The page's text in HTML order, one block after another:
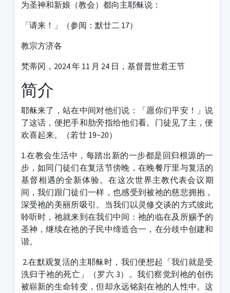
为圣神和新娘（教会）都向主耶稣说：
「请来！」（参阅：默廿二 17）
教宗方济各
梵蒂冈，2024 年 11 月 24 日，基督普世君王节
简介
耶稣来了，站在中间对他们说：「愿你们平安！」说
了这话，便把手和肋旁指给他们看。门徒见了主，便
欢喜起来。（若廿 19~20）
1.在教会生活中，每踏出新的一步都是回归根源的一
步，如同门徒们在复活节傍晚，在晚餐厅里与复活的
基督相遇的全新体验。在这次世界主教代表会议期
间，我们跟门徒们一样，也感受到被祂的慈悲拥抱，
深受祂的美丽所吸引。当我们以灵修交谈的方式彼此
聆听时，祂就来到在我们中间：祂的临在及所赐予的
圣神，继续在祂的子民中缔造合一，在分歧中创建和
谐。
2.在默观复活的主耶稣时，我们便想起「我们就是受
洗归于祂的死亡」（罗六 3）。我们察觉到祂的创伤
被崭新的生命转变，但却永远铭刻在祂的人性中。这